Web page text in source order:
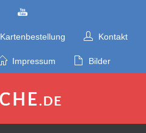
Kartenbestellung Kontakt
Impressum Bilder